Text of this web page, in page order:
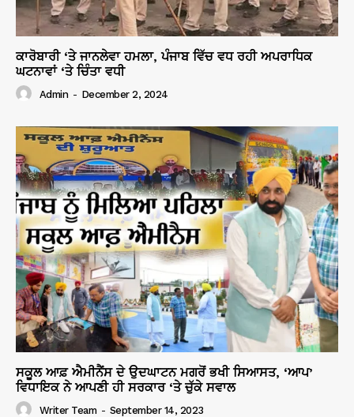
ਕਾਰੋਬਾਰੀ ‘ਤੇ ਜਾਨਲੇਵਾ ਹਮਲਾ, ਪੰਜਾਬ ਵਿੱਚ ਵਧ ਰਹੀ ਅਪਰਾਧਿਕ
ਘਟਨਾਵਾਂ ‘ਤੇ ਚਿੰਤਾ ਵਧੀ
Admin - December 2, 2024
ਸਕੂਲ ਆਫ਼ ਐਮੀਨੈਂਸ ਦੇ ਉਦਘਾਟਨ ਮਗਰੋਂ ਭਖੀ ਸਿਆਸਤ, ‘ਆਪ’
ਵਿਧਾਇਕ ਨੇ ਆਪਣੀ ਹੀ ਸਰਕਾਰ ‘ਤੇ ਚੁੱਕੇ ਸਵਾਲ
Writer Team - September 14, 2023